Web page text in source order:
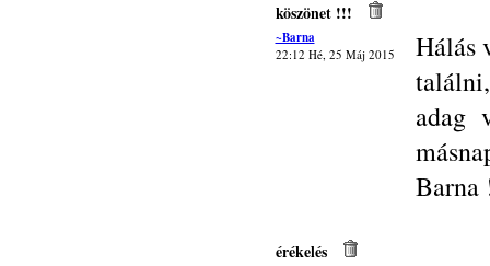
köszönet !!!
~Barna
22:12 Hé, 25 Máj 2015
Hálás
adag
Barna
érékelés